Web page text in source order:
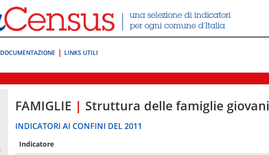
DOCUMENTAZIONE LINKS UTILI
FAMIGLIE | Struttura delle famiglie giovani
INDICATORI AI CONFINI DEL 2011
Indicatore